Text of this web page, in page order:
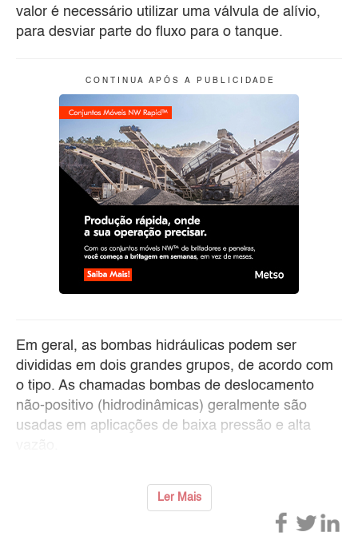
valor é necessário utilizar uma válvula de alívio,
para desviar parte do fluxo para o tanque.
C O N T I N U A A P Ó S A P U B L I C I D A D E
Em geral, as bombas hidráulicas podem ser
divididas em dois grandes grupos, de acordo com
o tipo. As chamadas bombas de deslocamento
não-positivo (hidrodinâmicas) geralmente são
usadas em aplicações de baixa pressão e alta
Ler Mais